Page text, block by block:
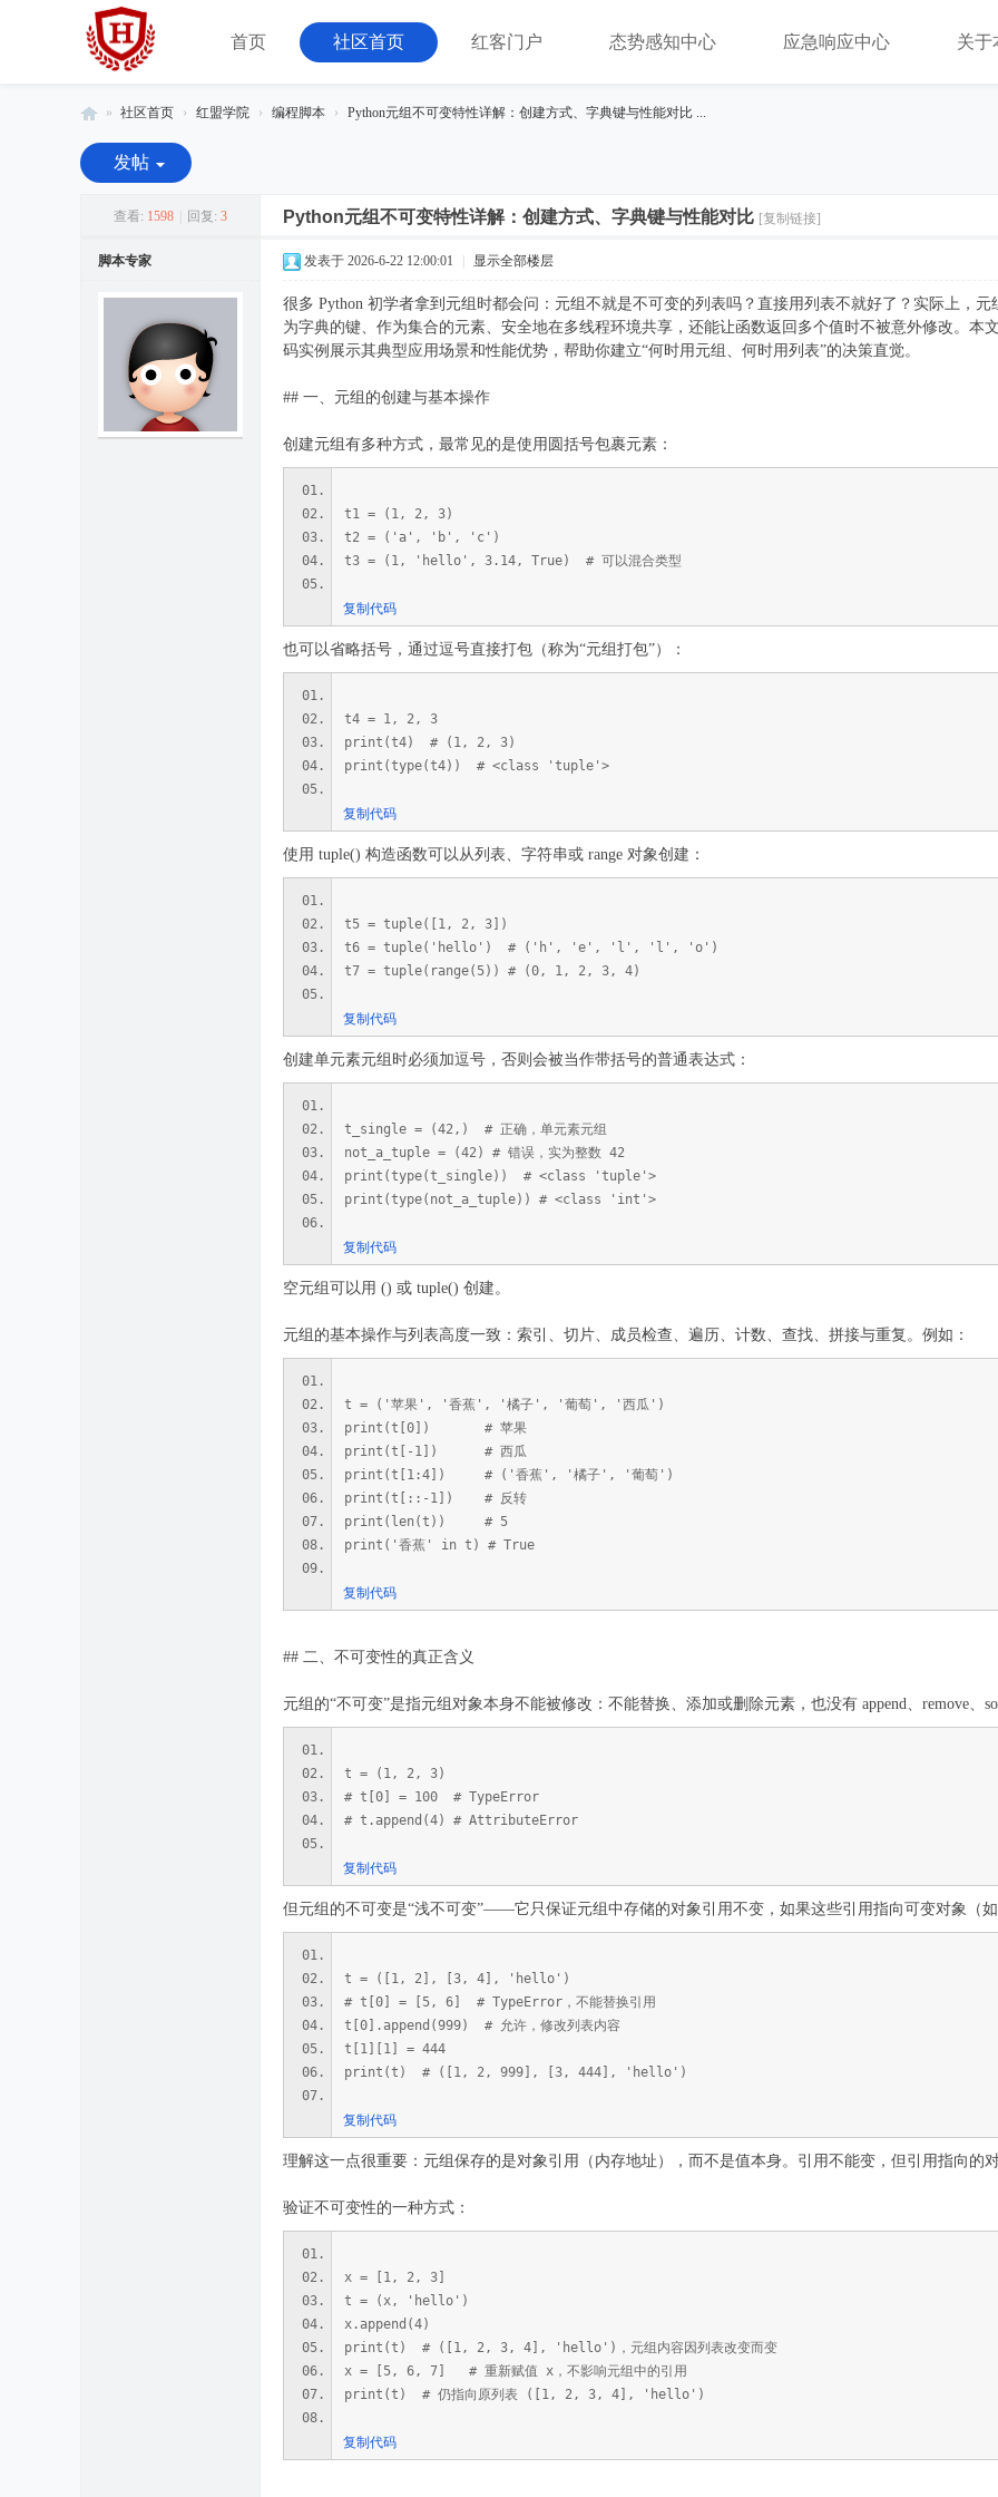
首页 社区首页 红客门户 态势感知中心 应急响应中心 关于
红
客
» 社区首页 › 红盟学院 › 编程脚本 › Python元组不可变特性详解：创建方式、字典键与性能对比 ...
发帖
查看: 1598 回复: 3 Python元组不可变特性详解：创建方式、字典键与性能对比 [复制链接]
脚本专家 发表于 2026-6-22 12:00:01 显示全部楼层
很多 Python 初学者拿到元组时都会问：元组不就是不可变的列表吗？直接用列表不就好了？实际上
为字典的键、作为集合的元素、安全地在多线程环境共享，还能让函数返回多个值时不被意外修改。本
码实例展示其典型应用场景和性能优势，帮助你建立“何时用元组、何时用列表”的决策直觉。
## 一、元组的创建与基本操作
创建元组有多种方式，最常见的是使用圆括号包裹元素：
t1 = (1, 2, 3)
t2 = ('a', 'b', 'c')
t3 = (1, 'hello', 3.14, True) # 可以混合类型
复制代码
也可以省略括号，通过逗号直接打包（称为“元组打包”）：
t4 = 1, 2, 3
print(t4) # (1, 2, 3)
print(type(t4)) # <class 'tuple'>
复制代码
使用 tuple() 构造函数可以从列表、字符串或 range 对象创建：
t5 = tuple([1, 2, 3])
t6 = tuple('hello') # ('h', 'e', 'l', 'l', 'o')
t7 = tuple(range(5)) # (0, 1, 2, 3, 4)
复制代码
创建单元素元组时必须加逗号，否则会被当作带括号的普通表达式：
t_single = (42,) # 正确，单元素元组
not_a_tuple = (42) # 错误，实为整数 42
print(type(t_single)) # <class 'tuple'>
print(type(not_a_tuple)) # <class 'int'>
复制代码
空元组可以用 () 或 tuple() 创建。
元组的基本操作与列表高度一致：索引、切片、成员检查、遍历、计数、查找、拼接与重复。例如：
t = ('苹果', '香蕉', '橘子', '葡萄', '西瓜')
print(t[0]) # 苹果
print(t[-1]) # 西瓜
print(t[1:4]) # ('香蕉', '橘子', '葡萄')
print(t[::-1]) # 反转
print(len(t)) # 5
print('香蕉' in t) # True
复制代码
## 二、不可变性的真正含义
元组的“不可变”是指元组对象本身不能被修改：不能替换、添加或删除元素，也没有 append、remove、
t = (1, 2, 3)
# t[0] = 100 # TypeError
# t.append(4) # AttributeError
复制代码
但元组的不可变是“浅不可变”——它只保证元组中存储的对象引用不变，如果这些引用指向可变对象（
t = ([1, 2], [3, 4], 'hello')
# t[0] = [5, 6] # TypeError，不能替换引用
t[0].append(999) # 允许，修改列表内容
t[1][1] = 444
print(t) # ([1, 2, 999], [3, 444], 'hello')
复制代码
理解这一点很重要：元组保存的是对象引用（内存地址），而不是值本身。引用不能变，但引用指向的对
验证不可变性的一种方式：
x = [1, 2, 3]
t = (x, 'hello')
x.append(4)
print(t) # ([1, 2, 3, 4], 'hello')，元组内容因列表改变而变
x = [5, 6, 7] # 重新赋值 x，不影响元组中的引用
print(t) # 仍指向原列表 ([1, 2, 3, 4], 'hello')
复制代码